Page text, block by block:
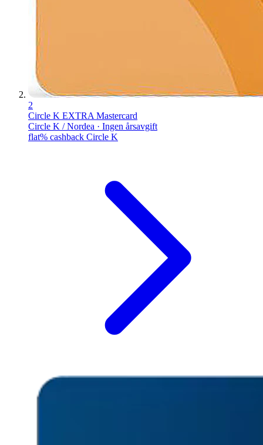
2
Circle K EXTRA Mastercard
Circle K / Nordea · Ingen årsavgift
flat% cashback Circle K